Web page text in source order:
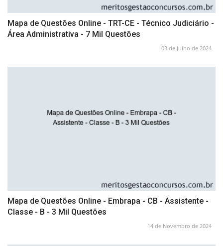
Mapa de Questões Online - TRT-CE - Técnico Judiciário -
Área Administrativa - 7 Mil Questões
03 de Julho de 2024
Mapa de Questões Online - Embrapa - CB - Assistente -
Classe - B - 3 Mil Questões
14 de Novembro de 2024